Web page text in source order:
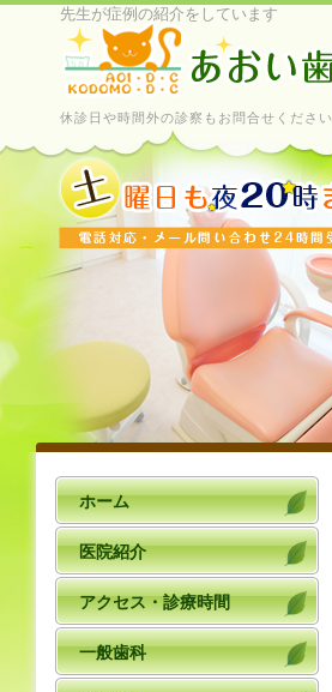
先生が症例の紹介をしています
休診日や時間外の診察もお問合せください
ホーム
医院紹介
アクセス・診療時間
一般歯科